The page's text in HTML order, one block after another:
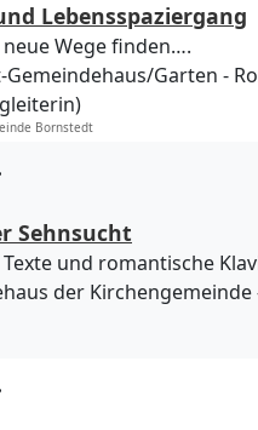
Lebensspaziergang
Wege finden….
Garten
Bornstedt
Sehnsucht
und romantische
der Kirchengemeinde